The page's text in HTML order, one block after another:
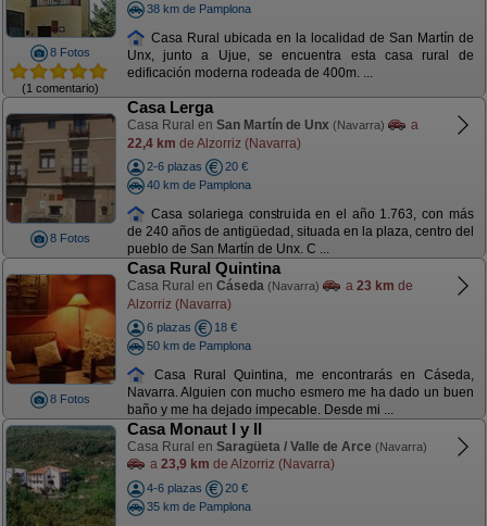
8 Fotos
(1 comentario)
38 km de Pamplona
Casa Rural ubicada en la localidad de San Martín de
Unx, junto a Ujue, se encuentra esta casa rural de
edificación moderna rodeada de 400m. ...
8 Fotos
Casa Lerga
Casa Rural en San Martín de Unx (Navarra)
a
22,4 km de Alzorriz (Navarra)
2-6 plazas
20 €
40 km de Pamplona
Casa solariega construida en el año 1.763, con más
de 240 años de antigüedad, situada en la plaza, centro del
pueblo de San Martín de Unx. C ...
8 Fotos
Casa Rural Quintina
Casa Rural en Cáseda (Navarra) a 23 km de
Alzorriz (Navarra)
6 plazas
18 €
50 km de Pamplona
Casa Rural Quintina, me encontrarás en Cáseda,
Navarra. Alguien con mucho esmero me ha dado un buen
baño y me ha dejado impecable. Desde mi ...
Casa Monaut I y II
Casa Rural en Saragüeta / Valle de Arce (Navarra)
a 23,9 km de Alzorriz (Navarra)
4-6 plazas
20 €
35 km de Pamplona